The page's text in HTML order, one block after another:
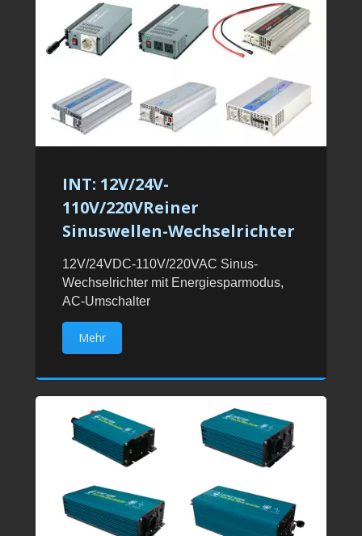
INT: 12V/24V-
110V/220VReiner
Sinuswellen-Wechselrichter
12V/24VDC-110V/220VAC Sinus-
Wechselrichter mit Energiesparmodus,
AC-Umschalter
Mehr